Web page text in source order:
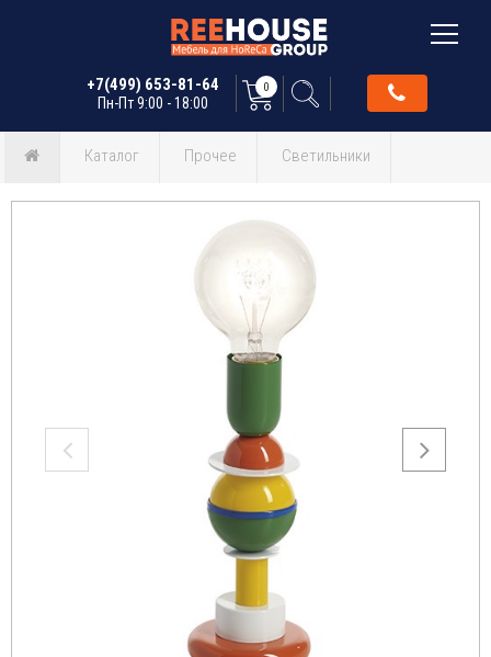
+7(499) 653-81-64
Пн-Пт 9:00 - 18:00
0
Каталог Прочее Светильники